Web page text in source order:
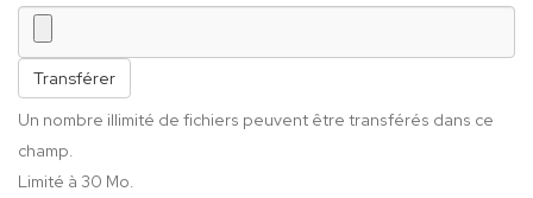
Transférer
Un nombre illimité de fichiers peuvent être transférés dans ce
champ.
Limité à 30 Mo.